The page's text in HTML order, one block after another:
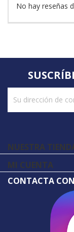
No hay reseñas
NUESTRA
MI CUENTA
CONTACTA